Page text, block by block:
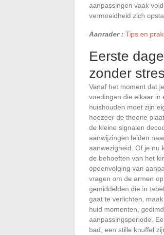
aanpassingen vaak
vermoeidheid zich
Aanrader : Tips en
Eerste
zonder
Vanaf het moment dat
voedingen die elkaar in
huishouden moet zijn
hoezeer de theorie
de kleine signalen
aanwijzingen leiden
aanwezigheid. Of je nu
de behoeften van het
opeenvolging van
vragen om de armen
gemiddelden die in
gaat te verlichten,
huid momenten,
aanpassingsperiode.
bad, een stille knuffel